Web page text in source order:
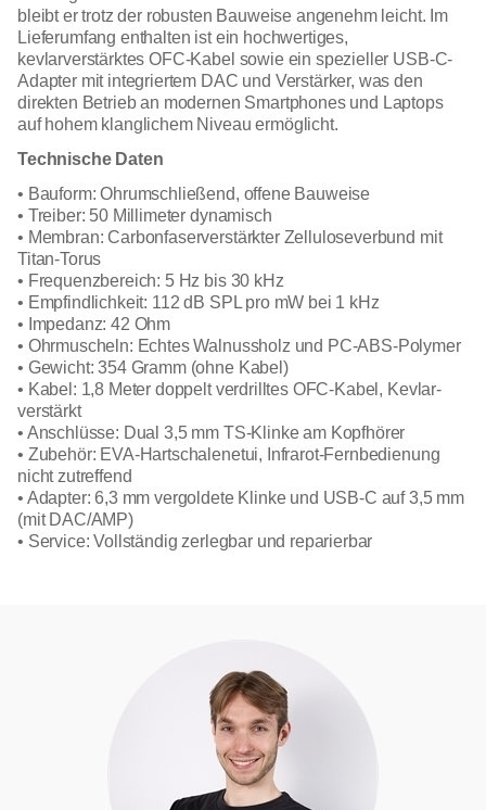
bleibt er trotz der robusten Bauweise angenehm leicht. Im
Lieferumfang enthalten ist ein hochwertiges,
kevlarverstärktes OFC-Kabel sowie ein spezieller USB-C-
Adapter mit integriertem DAC und Verstärker, was den
direkten Betrieb an modernen Smartphones und Laptops
auf hohem klanglichem Niveau ermöglicht.
Technische Daten
• Bauform: Ohrumschließend, offene Bauweise
• Treiber: 50 Millimeter dynamisch
• Membran: Carbonfaserverstärkter Zelluloseverbund mit
Titan-Torus
• Frequenzbereich: 5 Hz bis 30 kHz
• Empfindlichkeit: 112 dB SPL pro mW bei 1 kHz
• Impedanz: 42 Ohm
• Ohrmuscheln: Echtes Walnussholz und PC-ABS-Polymer
• Gewicht: 354 Gramm (ohne Kabel)
• Kabel: 1,8 Meter doppelt verdrilltes OFC-Kabel, Kevlar-
verstärkt
• Anschlüsse: Dual 3,5 mm TS-Klinke am Kopfhörer
• Zubehör: EVA-Hartschalenetui, Infrarot-Fernbedienung
nicht zutreffend
• Adapter: 6,3 mm vergoldete Klinke und USB-C auf 3,5 mm
(mit DAC/AMP)
• Service: Vollständig zerlegbar und reparierbar